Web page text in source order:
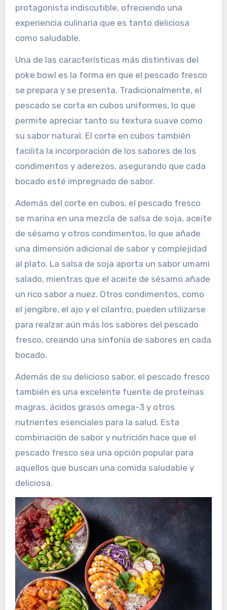
protagonista indiscutible, ofreciendo una
experiencia culinaria que es tanto deliciosa
como saludable.
Una de las características más distintivas del
poke bowl es la forma en que el pescado fresco
se prepara y se presenta. Tradicionalmente, el
pescado se corta en cubos uniformes, lo que
permite apreciar tanto su textura suave como
su sabor natural. El corte en cubos también
facilita la incorporación de los sabores de los
condimentos y aderezos, asegurando que cada
bocado esté impregnado de sabor.
Además del corte en cubos, el pescado fresco
se marina en una mezcla de salsa de soja, aceite
de sésamo y otros condimentos, lo que añade
una dimensión adicional de sabor y complejidad
al plato. La salsa de soja aporta un sabor umami
salado, mientras que el aceite de sésamo añade
un rico sabor a nuez. Otros condimentos, como
el jengibre, el ajo y el cilantro, pueden utilizarse
para realzar aún más los sabores del pescado
fresco, creando una sinfonía de sabores en cada
bocado.
Además de su delicioso sabor, el pescado fresco
también es una excelente fuente de proteínas
magras, ácidos grasos omega-3 y otros
nutrientes esenciales para la salud. Esta
combinación de sabor y nutrición hace que el
pescado fresco sea una opción popular para
aquellos que buscan una comida saludable y
deliciosa.